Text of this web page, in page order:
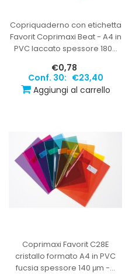
Copriquaderno con etichetta
Favorit Coprimaxi Beat - A4 in
PVC laccato spessore 180…
€0,78
Conf. 30: €23,40
Aggiungi al carrello
Coprimaxi Favorit C28E
cristallo formato A4 in PVC
fucsia spessore 140 μm -…